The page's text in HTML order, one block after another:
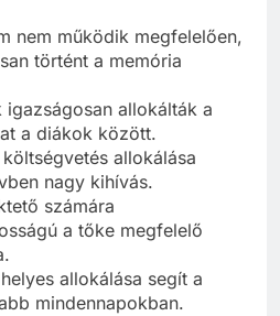
nem működik megfelelően,
történt a memória
igazságosan allokálták a
a diákok között.
allokálása
nagy kihívás.
számára
a tőke megfelelő
allokálása segít a
mindennapokban.